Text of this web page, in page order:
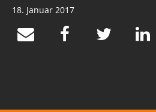
18. Januar 2017